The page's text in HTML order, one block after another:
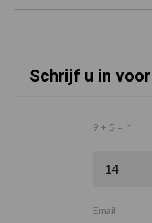
Schrijf u in
9 + 5 = *
Email